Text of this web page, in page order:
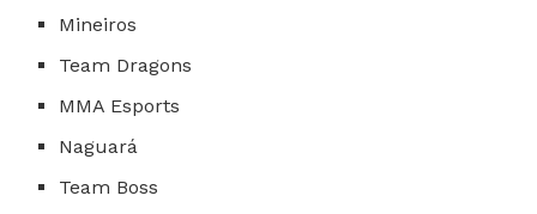
Mineiros
Team Dragons
MMA Esports
Naguará
Team Boss